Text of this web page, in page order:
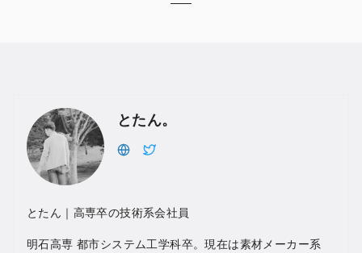
とたん。
とたん｜高専卒の技術系会社員
明石高専 都市システム工学科卒。現在は素材メーカー系